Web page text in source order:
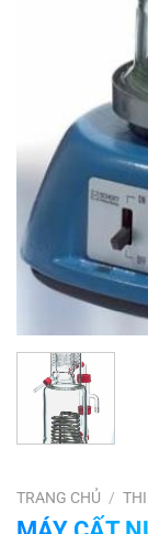
TRANG CHỦ /